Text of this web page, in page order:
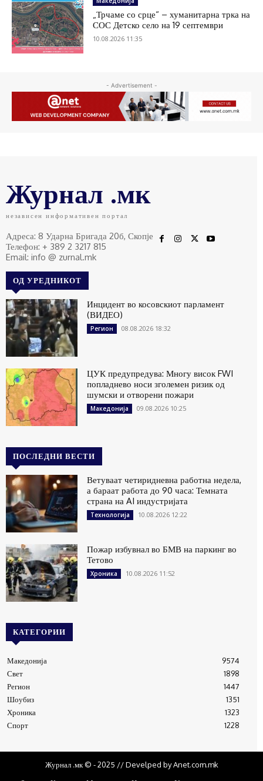
„Трчаме со срце“ – хуманитарна трка на
СОС Детско село на 19 септември
10.08.2026 11:35
- Advertisement -
Журнал .мк
независен информативен портал
Адреса: 8 Ударна Бригада 20б, Скопје
Телефон: + 389 2 3217 815
Email: info @ zurnal.mk
ОД УРЕДНИКОТ
Инцидент во косовскиот парламент
(ВИДЕО)
Регион 08.08.2026 18:32
ЦУК предупредува: Многу висок FWI
попладнево носи зголемен ризик од
шумски и отворени пожари
Македонија 09.08.2026 10:25
ПОСЛЕДНИ ВЕСТИ
Ветуваат четиридневна работна недела,
а бараат работа до 90 часа: Темната
страна на AI индустријата
Технологија 10.08.2026 12:22
Пожар избувнал во БМВ на паркинг во
Тетово
Хроника 10.08.2026 11:52
КАТЕГОРИИ
Македонија
9574
Свет
1898
Регион
1447
Шоубиз
1351
Хроника
1323
Спорт
1228
Журнал .мк © - 2025 // Develped by Anet.com.mk